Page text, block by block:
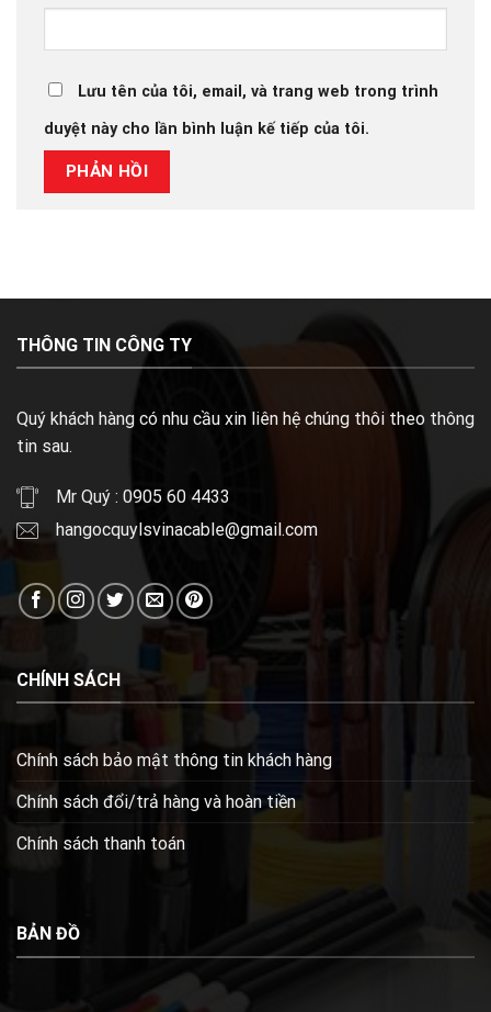
Lưu tên của tôi, email, và trang web trong trình
duyệt này cho lần bình luận kế tiếp của tôi.
THÔNG TIN CÔNG TY
Quý khách hàng có nhu cầu xin liên hệ chúng thôi theo thông
tin sau.
Mr Quý : 0905 60 4433
hangocquylsvinacable@gmail.com
CHÍNH SÁCH
Chính sách bảo mật thông tin khách hàng
Chính sách đổi/trả hàng và hoàn tiền
Chính sách thanh toán
BẢN ĐỒ